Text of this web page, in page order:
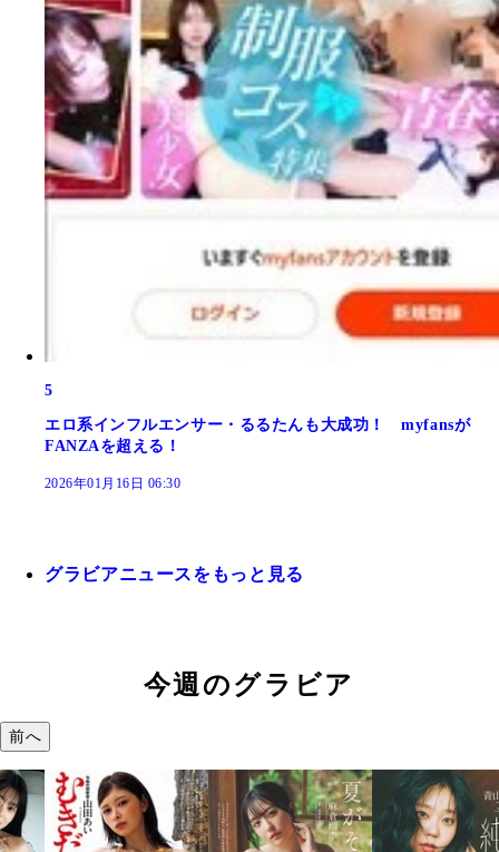
5
エロ系インフルエンサー・るるたんも大成功！ myfansが
FANZAを超える！
2026年01月16日 06:30
グラビアニュースをもっと見る
今週のグラビア
前へ